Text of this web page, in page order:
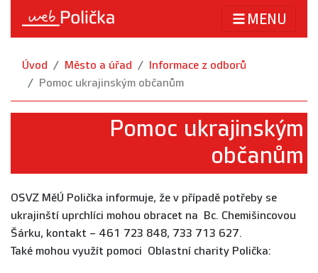
MENU
Úvod Město a úřad
Informace z odborů
Pomoc ukrajinským občanům
Pomoc ukrajinským
občanům
OSVZ MěÚ Polička informuje, že v případě potřeby se
ukrajinští uprchlíci mohou obracet na Bc. Chemišincovou
Šárku, kontakt – 461 723 848, 733 713 627.
Také mohou využít pomoci Oblastní charity Polička: